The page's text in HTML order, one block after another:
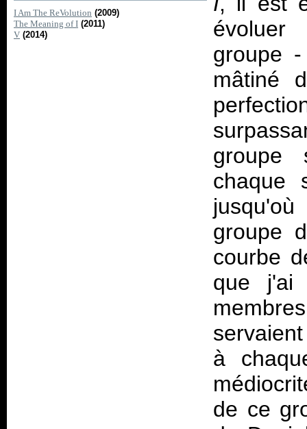
I Am The ReVolution (2009)
The Meaning of I (2011)
V (2014)
groupe
mâtiné
groupe
chaque
groupe
courbe
que j'ai
à
de ce